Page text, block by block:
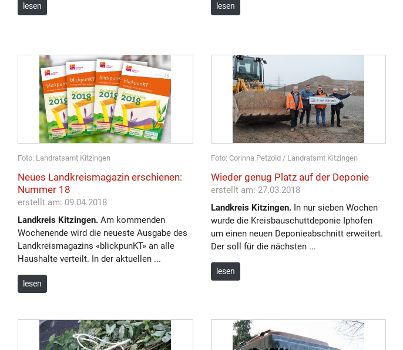
lesen lesen
Foto: Landratsamt Kitzingen
Neues Landkreismagazin erschienen:
Nummer 18
erstellt am: 09.04.2018
Landkreis Kitzingen. Am kommenden
Wochenende wird die neueste Ausgabe des
Landkreismagazins «blickpunKT» an alle
Haushalte verteilt. In der aktuellen ...
lesen
Foto: Corinna Petzold / Landratsmt Kitzingen
Wieder genug Platz auf der Deponie
erstellt am: 27.03.2018
Landkreis Kitzingen.In nur sieben Wochen
wurde die Kreisbauschuttdeponie Iphofen
um einen neuen Deponieabschnitt erweitert.
Der soll für die nächsten ...
lesen